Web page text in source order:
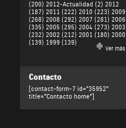
(200) 2012-Actualidad (2) 2012
(187) 2011 (222) 2010 (223) 2009
(268) 2008 (292) 2007 (281) 2006
(335) 2005 (295) 2004 (273) 2003
(232) 2002 (212) 2001 (180) 2000
(139) 1999 (139)
Ver más
Contacto
[contact-form-7 id="35952"
title="Contacto home"]